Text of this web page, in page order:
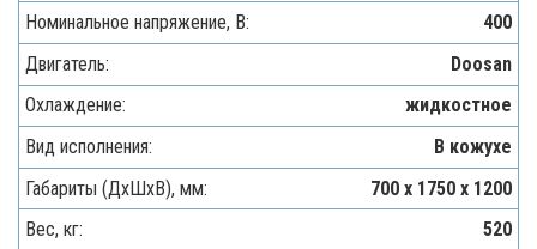
Номинальное напряжение, В:
400
Двигатель:
Doosan
Охлаждение:
жидкостное
Вид исполнения:
В кожухе
Габариты (ДхШхВ), мм:
700 x 1750 x 1200
Вес, кг:
520